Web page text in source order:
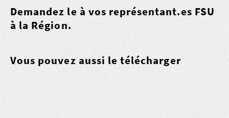
Demandez le à vos représentant.es FSU
à la Région.
Vous pouvez aussi le télécharger